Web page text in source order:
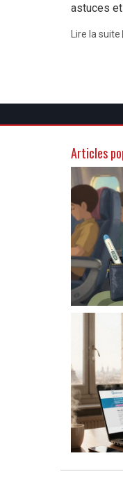
astuces
Lire la suite
Articles